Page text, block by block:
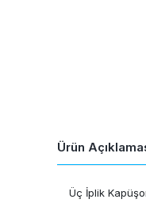
Ürün
Üç İplik